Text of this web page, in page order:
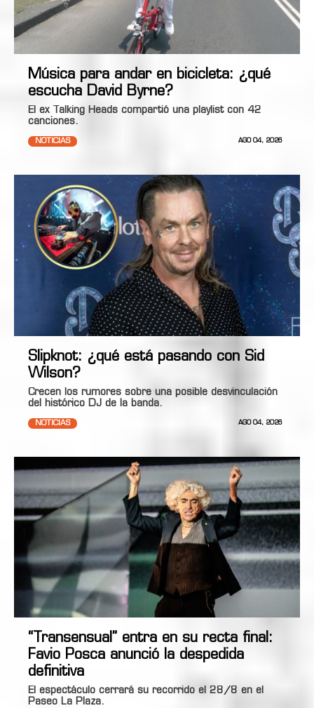
Música para andar en bicicleta: ¿qué
escucha David Byrne?
El ex Talking Heads compartió una playlist con 42
canciones.
NOTICIAS AGO 04, 2026
Slipknot: ¿qué está pasando con Sid
Wilson?
Crecen los rumores sobre una posible desvinculación
del histórico DJ de la banda.
NOTICIAS AGO 04, 2026
“Transensual” entra en su recta final:
Favio Posca anunció la despedida
definitiva
El espectáculo cerrará su recorrido el 28/8 en el
Paseo La Plaza.